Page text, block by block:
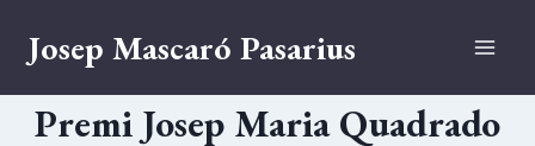
contingut
Josep Mascaró Pasarius
Premi Josep Maria Quadrado